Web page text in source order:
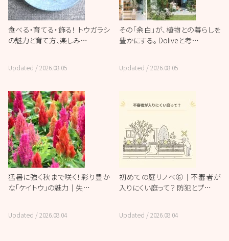
食べる・育てる・飾る！ トウガラシ
の魅力と育て方、楽しみ…
Updated /2026.08.05
その「余白」が、植物との暮らしを
豊かにする。 Doliveと考…
Updated /2026.08.05
猛暑に強く秋まで咲く！彩り豊か
な「ケイトウ」の魅力｜失…
Updated /2026.08.04
初めての庭リノベ⑥｜不審者が
入りにくい庭って？ 防犯とプ…
Updated /2026.08.04